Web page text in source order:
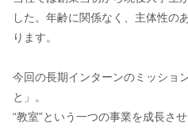
した。年齢に関係なく、主体性の
ります。
今回の長期インターンのミッショ
と」。
“教室”という一つの事業を成長さ